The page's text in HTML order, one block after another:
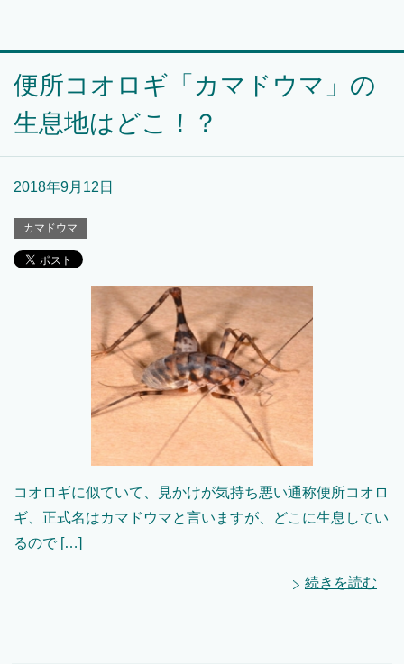
便所コオロギ「カマドウマ」の
生息地はどこ！？
2018年9月12日
カマドウマ
コオロギに似ていて、見かけが気持ち悪い通称便所コオロ
ギ、正式名はカマドウマと言いますが、どこに生息してい
るので […]
続きを読む